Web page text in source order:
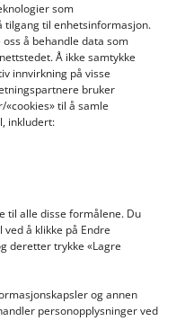
som
til enhetsinformasjon.
å behandle data som
Å ikke samtykke
innvirkning på visse
bruker
til å samle
inkludert:
til alle disse formålene. Du
å klikke på Endre
deretter trykke «Lagre
og annen
personopplysninger ved